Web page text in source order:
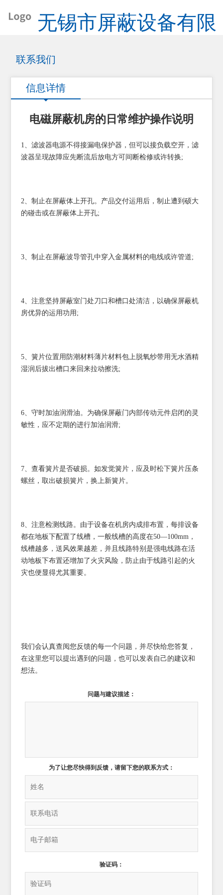
无锡市屏蔽设备有限
公司
联系我们
信息详情
电磁屏蔽机房的日常维护操作说明
1、滤波器电源不得接漏电保护器，但可以接负载空开，滤
波器呈现故障应先断流后放电方可间断检修或许转换;
2、制止在屏蔽体上开孔。产品交付运用后，制止遭到硕大
的碰击或在屏蔽体上开孔;
3、制止在屏蔽波导管孔中穿入金属材料的电线或许管道;
4、注意坚持屏蔽室门处刀口和槽口处清洁，以确保屏蔽机
房优异的运用功用;
5、簧片位置用防潮材料薄片材料包上脱氧纱带用无水酒精
湿润后拔出槽口来回来拉动擦洗;
6、守时加油润滑油。为确保屏蔽门内部传动元件启闭的灵
敏性，应不定期的进行加油润滑;
7、查看簧片是否破损。如发觉簧片，应及时松下簧片压条
螺丝，取出破损簧片，换上新簧片。
8、注意检测线路。由于设备在机房内成排布置，每排设备
都在地板下配置了线槽，一般线槽的高度在50—100mm，
线槽越多，送风效果越差，并且线路特别是强电线路在活
动地板下布置还增加了火灾风险，防止由于线路引起的火
灾也便显得尤其重要。
我们会认真查阅您反馈的每一个问题，并尽快给您答复，
在这里您可以提出遇到的问题，也可以发表自己的建议和
想法。
问题与建议描述：
为了让您尽快得到反馈，请留下您的联系方式：
验证码：